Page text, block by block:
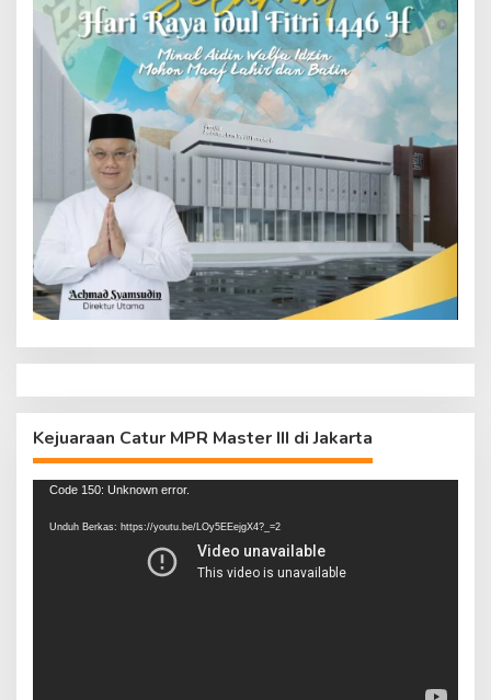
Kejuaraan Catur MPR Master III di Jakarta
Pemutar
Code 150: Unknown error.
Unduh Berkas: https://youtu.be/LOy5EEejgX4?_=2